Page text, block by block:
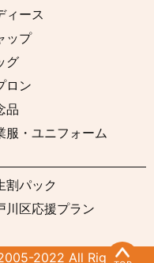
ィース
ップ
グ
ロン
品
服・ユニフォーム
割パック
川区応援プラン
2022 All Rights